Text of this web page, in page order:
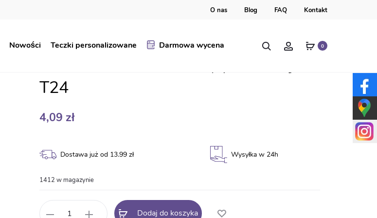
O nas Blog FAQ Kontakt
Nowości Teczki personalizowane Darmowa wycena Szukaj Account0
T24
4,09 zł
Dostawa już od 13.99 zł Wysyłka w 24h
1412 w magazynie
Dodaj do koszyka